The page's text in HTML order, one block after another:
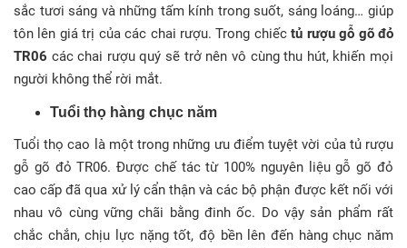
sắc tươi sáng và những tấm kính trong suốt, sáng loáng… giúp
tôn lên giá trị của các chai rượu. Trong chiếctủ rượu gỗ gõ đỏ
TR06 các chai rượu quý sẽ trở nên vô cùng thu hút, khiến mọi
người không thể rời mắt.
Tuổi thọ hàng chục năm
Tuổi thọ cao là một trong những ưu điểm tuyệt vời của tủ rượu
gỗ gõ đỏ TR06. Được chế tác từ 100% nguyên liệu gỗ gõ đỏ
cao cấp đã qua xử lý cẩn thận và các bộ phận được kết nối với
nhau vô cùng vững chãi bằng đinh ốc. Do vậy sản phẩm rất
chắc chắn, chịu lực nặng tốt, độ bền lên đến hàng chục năm